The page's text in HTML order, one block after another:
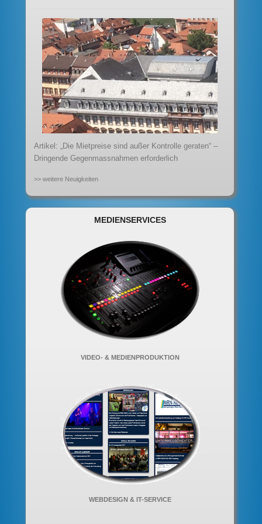
Artikel: „Die Mietpreise sind außer Kontrolle geraten“ –
Dringende Gegenmassnahmen erforderlich
>> weitere Neuigkeiten
MEDIENSERVICES
VIDEO- & MEDIENPRODUKTION
WEBDESIGN & IT-SERVICE